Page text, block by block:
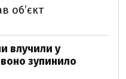
обʼєкт
влучили у
зупинило